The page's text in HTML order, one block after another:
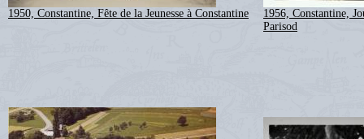
1950, Constantine, Fête de la Jeunesse à Constantine
1956, Constantine,
Parisod